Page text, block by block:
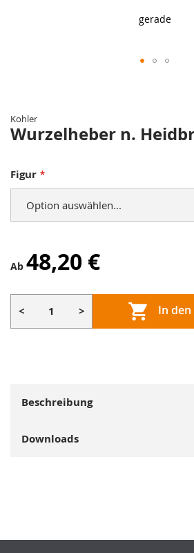
gerade
Bildergalerie
springen
Kohler
Wurzelheber n.
Figur
Ab 48,20 €
< > In
Beschreibung
Downloads